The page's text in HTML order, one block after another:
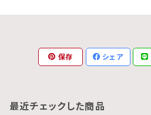
保存 シェア
最近チェックした商品